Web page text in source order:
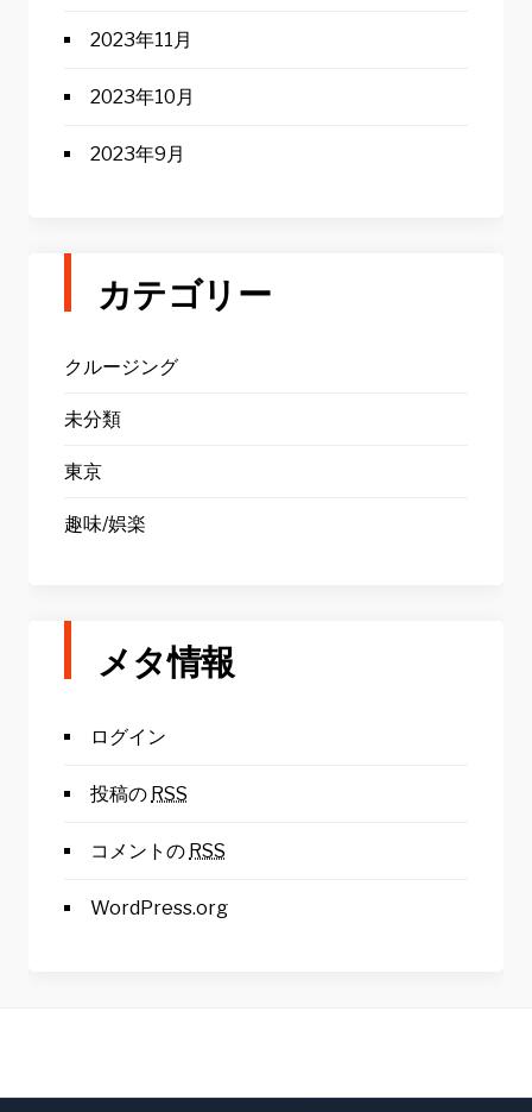
2023年11月
2023年10月
2023年9月
カテゴリー
クルージング
未分類
東京
趣味/娯楽
メタ情報
ログイン
投稿の RSS
コメントの RSS
WordPress.org